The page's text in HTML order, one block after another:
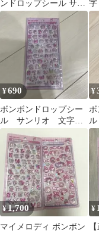
ンドロップシール サン
リオ moji 文字 2枚セッ
字
シ
¥690
ボンボンドロップシー
ル サンリオ 文字
マイメロ シール マ
イメロディ
¥
ボ
品
¥1,700
マイメロディ ボンボン
¥